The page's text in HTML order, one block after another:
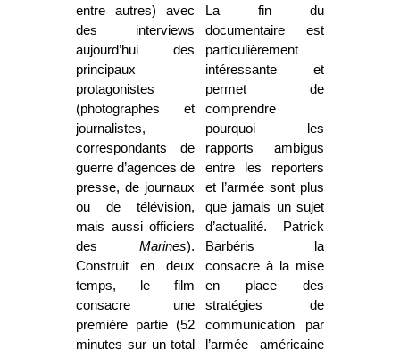
entre autres) avec
des interviews
aujourd’hui des
principaux
protagonistes
(photographes et
journalistes,
correspondants de
guerre d’agences de
presse, de journaux
ou de télévision,
mais aussi officiers
desMarines).
Construit en deux
temps, le film
consacre une
première partie (52
minutes sur un total
La fin du
documentaire est
particulièrement
intéressante et
permet de
comprendre
pourquoi les
rapports ambigus
entre les reporters
et l’armée sont plus
que jamais un sujet
d’actualité. Patrick
Barbéris la
consacre à la mise
en place des
stratégies de
communication par
l’armée américaine